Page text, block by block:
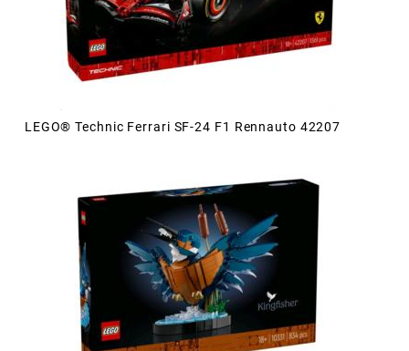
LEGO® Technic Ferrari SF-24 F1 Rennauto 42207